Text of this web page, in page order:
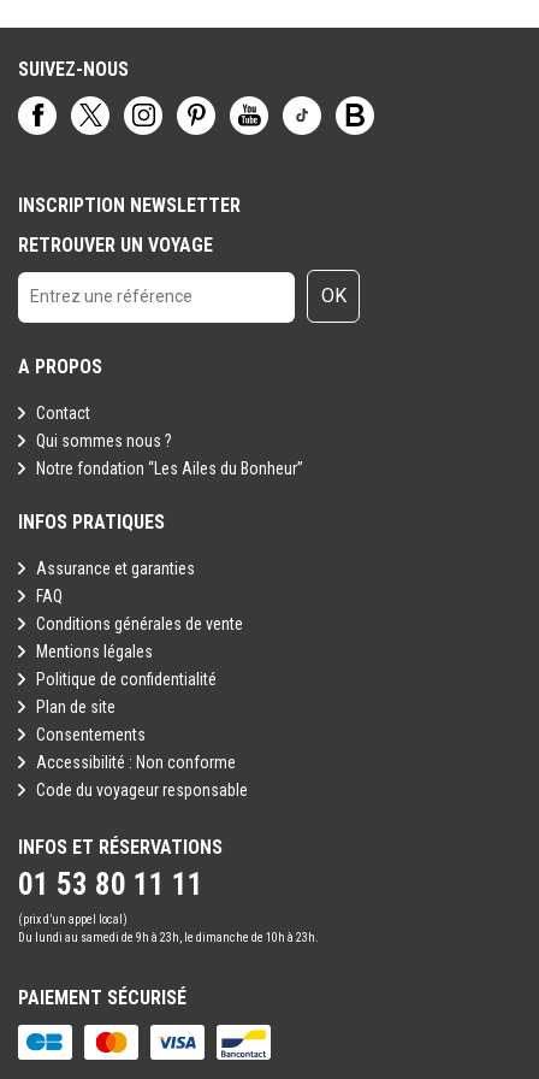
terroriste.
SUIVEZ-NOUS
INSCRIPTION NEWSLETTER
RETROUVER UN VOYAGE
OK
A PROPOS
Contact
Qui sommes nous ?
Notre fondation “Les Ailes du Bonheur”
INFOS PRATIQUES
Assurance et garanties
FAQ
Conditions générales de vente
Mentions légales
Politique de confidentialité
Plan de site
Consentements
Accessibilité : Non conforme
Code du voyageur responsable
INFOS ET RÉSERVATIONS
01 53 80 11 11
(prix d’un appel local)
Du lundi au samedi de 9h à 23h, le dimanche de 10h à 23h.
PAIEMENT SÉCURISÉ